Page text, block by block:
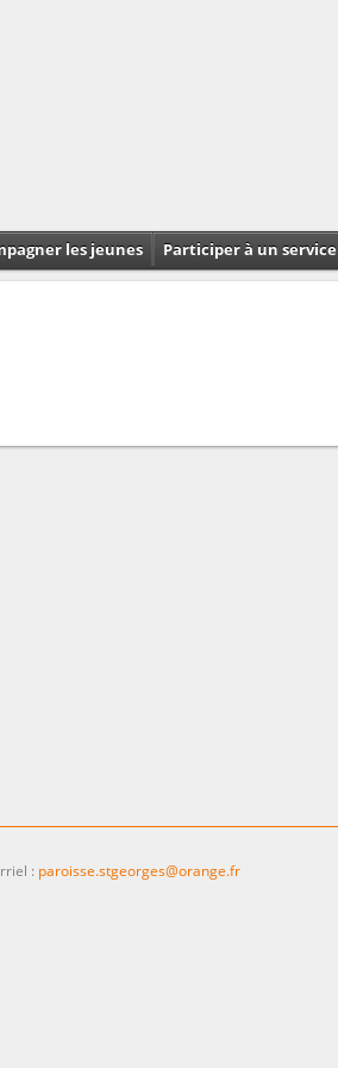
les jeunes Participer à un service
: paroisse.stgeorges@orange.fr